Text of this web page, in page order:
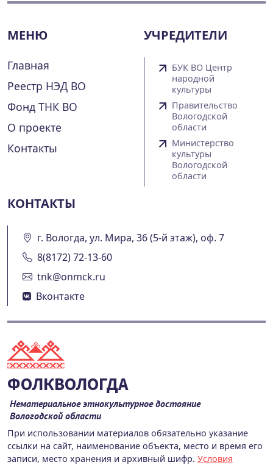
МЕНЮ
Главная
Реестр НЭД ВО
Фонд ТНК ВО
О проекте
Контакты
УЧРЕДИТЕЛИ
БУК ВО Центр
народной
культуры
Правительство
Вологодской
области
Министерство
культуры
Вологодской
области
КОНТАКТЫ
г. Вологда, ул. Мира, 36 (5-й этаж), оф. 7
8(8172) 72-13-60
tnk@onmck.ru
Вконтакте
ФОЛКВОЛОГДА
Нематериальное этнокультурное достояние
Вологодской области
При использовании материалов обязательно указание
ссылки на сайт, наименование объекта, место и время его
записи, место хранения и архивный шифр. Условия